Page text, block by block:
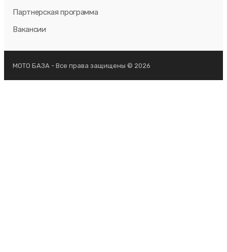
Партнерская программа
Вакансии
МОТО БАЗА - Все права защищены © 2026